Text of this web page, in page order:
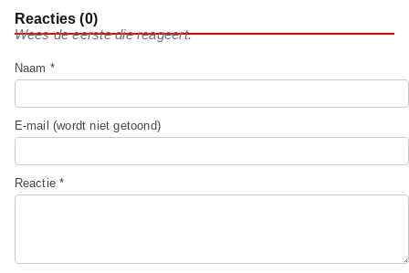
Reacties (0)
Wees de eerste die reageert.
Naam *
E-mail (wordt niet getoond)
Reactie *